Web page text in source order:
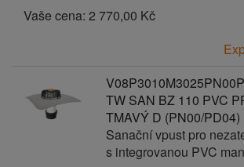
Vaše cena: 2 770,00 Kč
TW SAN BZ 110 PVC
TMAVÝ D (PN00/PD04)
Sanační vpust pro
s integrovanou PVC